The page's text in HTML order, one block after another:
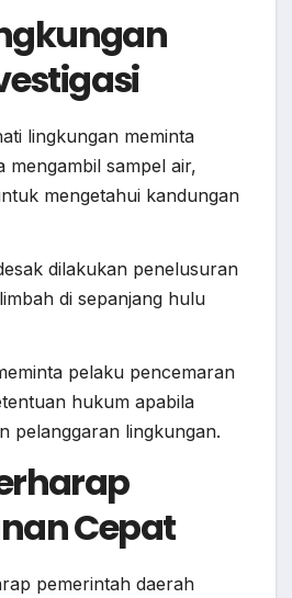
lingkungan meminta
mengambil sampel air,
mengetahui kandungan
dilakukan penelusuran
di sepanjang hulu
pelaku pencemaran
hukum apabila
pelanggaran lingkungan.
Cepat
pemerintah daerah